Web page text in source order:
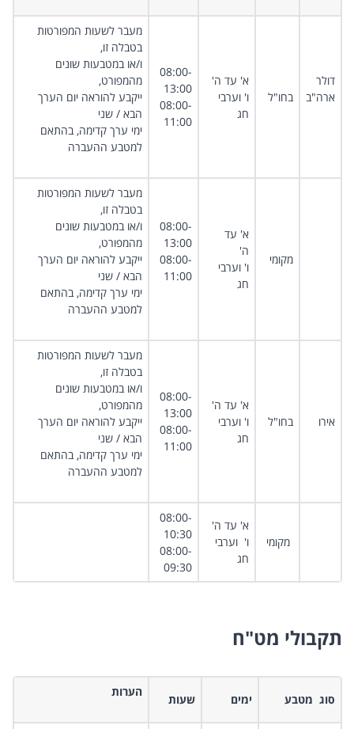
דולר
ארה"ב
בחו"ל
א' עד ה'
ו' וערבי
חג
08:00-
13:00​
08:00-
11:00
מעבר לשעות המפורטות
בטבלה זו,
ו/או במטבעות שונים
מהמפורט,
ייקבע להוראה יום הערך
הבא / שני
ימי ערך קדימה, בהתאם
למטבע ההעברה
מקומי
א' עד
ה'
ו' וערבי
חג
08:00-
13:00​
08:00-
11:00
מעבר לשעות המפורטות
בטבלה זו,
ו/או במטבעות שונים
מהמפורט,
ייקבע להוראה יום הערך
הבא / שני
ימי ערך קדימה, בהתאם
למטבע ההעברה
אירו ​ בחו"ל
א' עד ה'
ו' וערבי
חג
08:00-
13:00
08:00-
11:00
מעבר לשעות המפורטות
בטבלה זו,
ו/או במטבעות שונים
מהמפורט,
ייקבע להוראה יום הערך
הבא / שני
ימי ערך קדימה, בהתאם
למטבע ההעברה
מקומי ​
א' עד ה'
ו' וערבי
חג
08:00-
10:30
08:00-
09:30
תקבולי מט"ח
סוג מטבע ​ ימים ​ שעות​
הערות